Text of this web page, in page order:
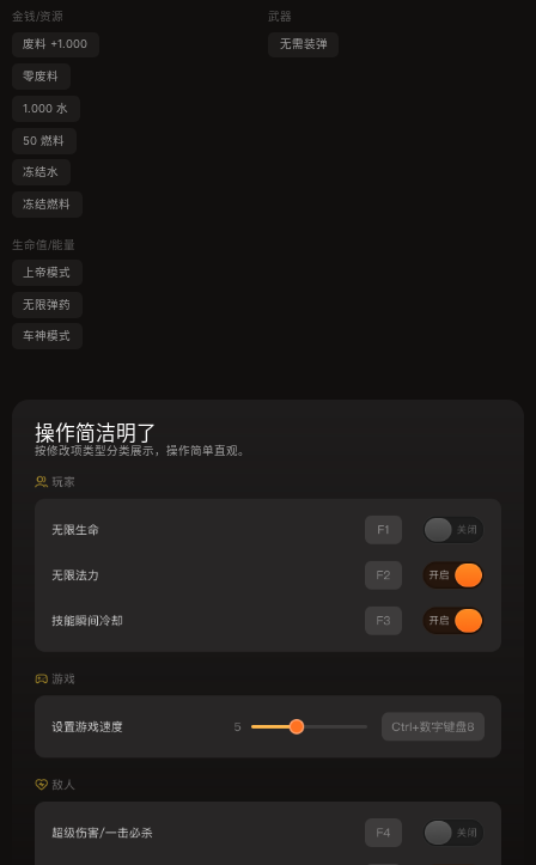
金钱/资源
废料 +1.000
零废料
1.000 水
50 燃料
冻结水
冻结燃料
生命值/能量
上帝模式
无限弹药
车神模式
武器
无需装弹
操作简洁明了
按修改项类型分类展示，操作简单直观。